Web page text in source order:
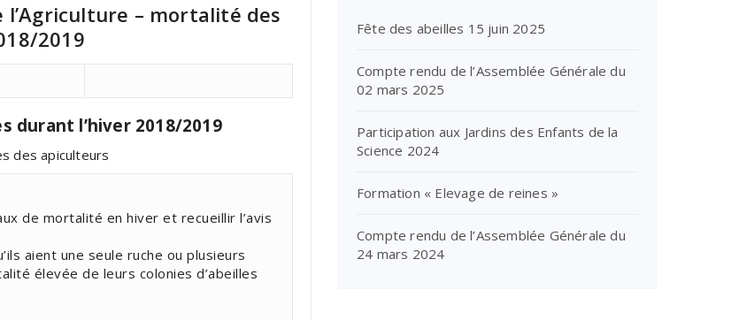
– mortalité des
2019
durant l’hiver 2018/2019
des apiculteurs
de mortalité en hiver et recueillir l’avis
aient une seule ruche ou plusieurs
élevée de leurs colonies d’abeilles
Fête des abeilles 15 juin 2025
Compte rendu de l’Assemblée Générale du
02 mars 2025
Participation aux Jardins des Enfants de la
Science 2024
Formation « Elevage de reines »
Compte rendu de l’Assemblée Générale du
24 mars 2024